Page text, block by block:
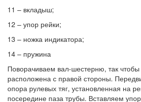
11 – вкладыш;
12 – упор рейки;
13 – ножка индикатора;
14 – пружина
Поворачиваем вал-шестерню, так
расположена с правой стороны.
опора рулевых тяг, установленная на
посередине паза трубы. Вставляем